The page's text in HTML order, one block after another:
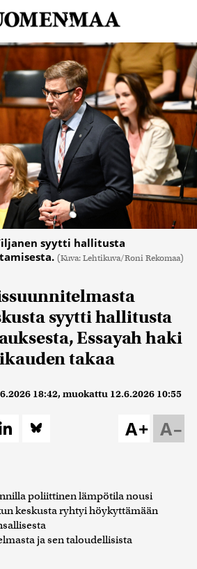
syytti hallitusta
(Kuva: Lehtikuva/Roni Rekomaa)
syytti hallitusta
Essayah haki
takaa
18:42, muokattu 12.6.2026 10:55
A–
A+
poliittinen lämpötila nousi
keskusta ryhtyi höykyttämään
ja sen taloudellisista